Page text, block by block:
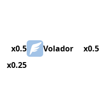
x0.5 Volador
x0.5
x0.25